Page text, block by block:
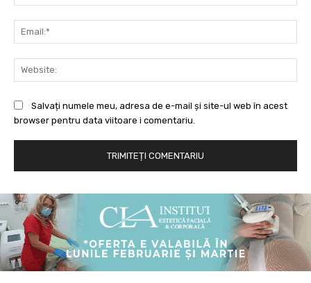
Salvați numele meu, adresa de e-mail și site-ul web în acest
browser pentru data viitoare i comentariu.